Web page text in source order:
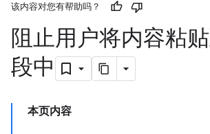
该内容对您有帮助吗？
阻止用户将内容粘
段中
本页内容